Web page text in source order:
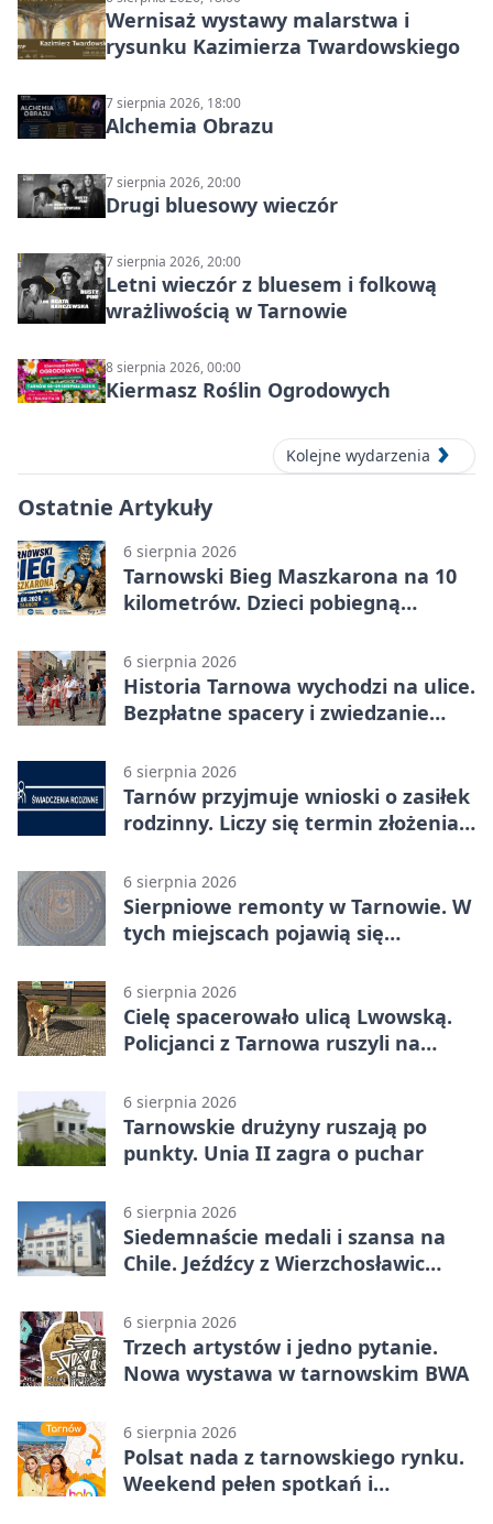
Wernisaż wystawy malarstwa i
rysunku Kazimierza Twardowskiego
7 sierpnia 2026, 18:00
Alchemia Obrazu
7 sierpnia 2026, 20:00
Drugi bluesowy wieczór
7 sierpnia 2026, 20:00
Letni wieczór z bluesem i folkową
wrażliwością w Tarnowie
8 sierpnia 2026, 00:00
Kiermasz Roślin Ogrodowych
Kolejne wydarzenia
Ostatnie Artykuły
6 sierpnia 2026
Tarnowski Bieg Maszkarona na 10
kilometrów. Dzieci pobiegną
6 sierpnia 2026
Historia Tarnowa wychodzi na ulice.
Bezpłatne spacery i zwiedzanie
6 sierpnia 2026
Tarnów przyjmuje wnioski o zasiłek
rodzinny. Liczy się termin złożenia
6 sierpnia 2026
Sierpniowe remonty w Tarnowie. W
tych miejscach pojawią się
6 sierpnia 2026
Cielę spacerowało ulicą Lwowską.
Policjanci z Tarnowa ruszyli na
6 sierpnia 2026
Tarnowskie drużyny ruszają po
punkty. Unia II zagra o puchar
6 sierpnia 2026
Siedemnaście medali i szansa na
Chile. Jeźdźcy z Wierzchosławic
6 sierpnia 2026
Trzech artystów i jedno pytanie.
Nowa wystawa w tarnowskim BWA
6 sierpnia 2026
Polsat nada z tarnowskiego rynku.
Weekend pełen spotkań i